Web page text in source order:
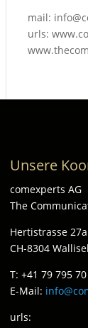
mail:
urls:
Unsere
comexperts AG
The
Hertistrasse 27a
CH-8304
T: +41 79 795
E-Mail:
urls: